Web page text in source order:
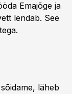
Emajõge ja
lendab. See
läheb